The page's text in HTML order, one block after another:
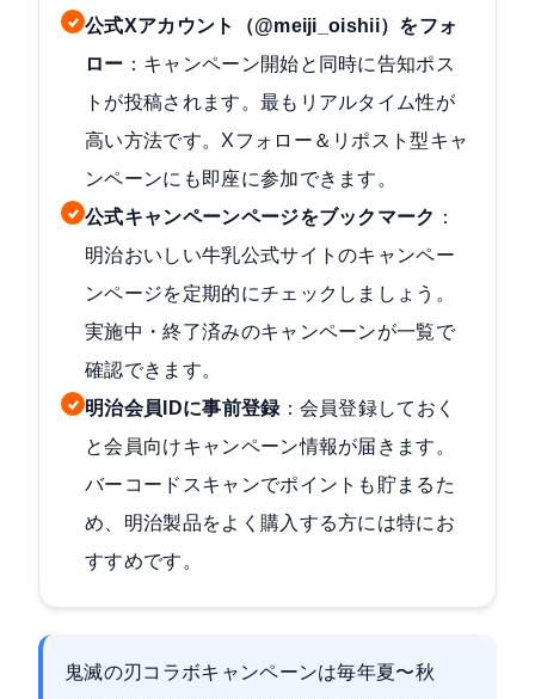
公式Xアカウント（@meiji_oishii）をフォ
ロー ：キャンペーン開始と同時に告知ポス
トが投稿されます。最もリアルタイム性が
高い方法です。Xフォロー＆リポスト型キャ
ンペーンにも即座に参加できます。
公式キャンペーンページをブックマーク ：
明治おいしい牛乳公式サイトのキャンペー
ンページを定期的にチェックしましょう。
実施中・終了済みのキャンペーンが一覧で
確認できます。
明治会員IDに事前登録：会員登録しておく
と会員向けキャンペーン情報が届きます。
バーコードスキャンでポイントも貯まるた
め、明治製品をよく購入する方には特にお
すすめです。
鬼滅の刃コラボキャンペーンは毎年夏〜秋